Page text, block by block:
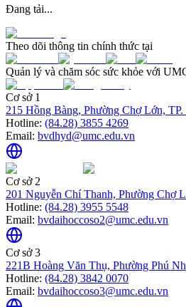
Đang tải...
Theo dõi thông tin chính thức tại
Quản lý và chăm sóc sức khỏe với
Cơ sở 1
215 Hồng Bàng, Phường Chợ Lớn,
Hotline: (84.28) 3855 4269
Email: bvdhyd@umc.edu.vn
Cơ sở 2
201 Nguyễn Chí Thanh, Phường Chợ
Hotline: (84.28) 3955 5548
Email: bvdaihoccoso2@umc.edu.vn
Cơ sở 3
221B Hoàng Văn Thụ, Phường Phú
Hotline: (84.28) 3842 0070
Email: bvdaihoccoso3@umc.edu.vn